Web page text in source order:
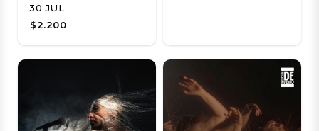
30 JUL
$2.200